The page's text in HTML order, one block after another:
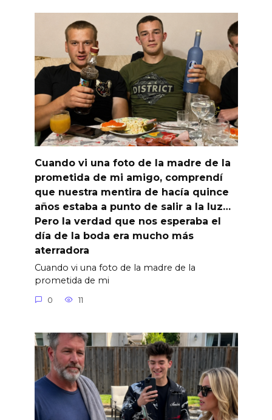
Cuando vi una foto de la madre de la
prometida de mi amigo, comprendí
que nuestra mentira de hacía quince
años estaba a punto de salir a la luz…
Pero la verdad que nos esperaba el
día de la boda era mucho más
aterradora
Cuando vi una foto de la madre de la
prometida de mi
0 11